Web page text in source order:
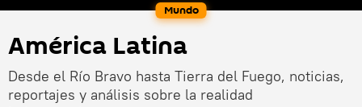
Mundo
América Latina
Desde el Río Bravo hasta Tierra del Fuego, noticias,
reportajes y análisis sobre la realidad